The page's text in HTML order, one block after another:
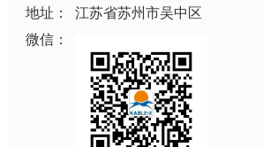
地址：
江苏省苏州市吴中区
微信：